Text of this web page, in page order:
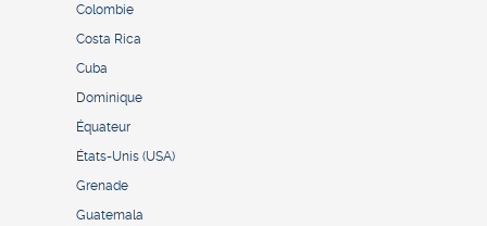
Colombie
Costa Rica
Cuba
Dominique
Équateur
États-Unis (USA)
Grenade
Guatemala